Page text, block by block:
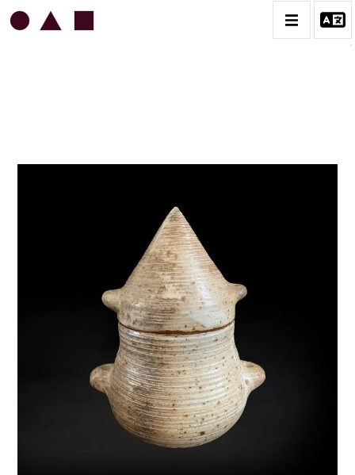
CATALOGUE DES OEUVRES
ART SACRÉ
BESTIAIRE
BOUQUETIÈRES
CÉRAMIQUE ARCHITECTURALE
CÉRAMIQUE DU QUOTIDIEN
COUPES ET PLATS
DIVERS
PERSONNAGES
PIÈCES A MAIN ET CENDRIERS
PLANTES
SCÈNES DE LA VIE